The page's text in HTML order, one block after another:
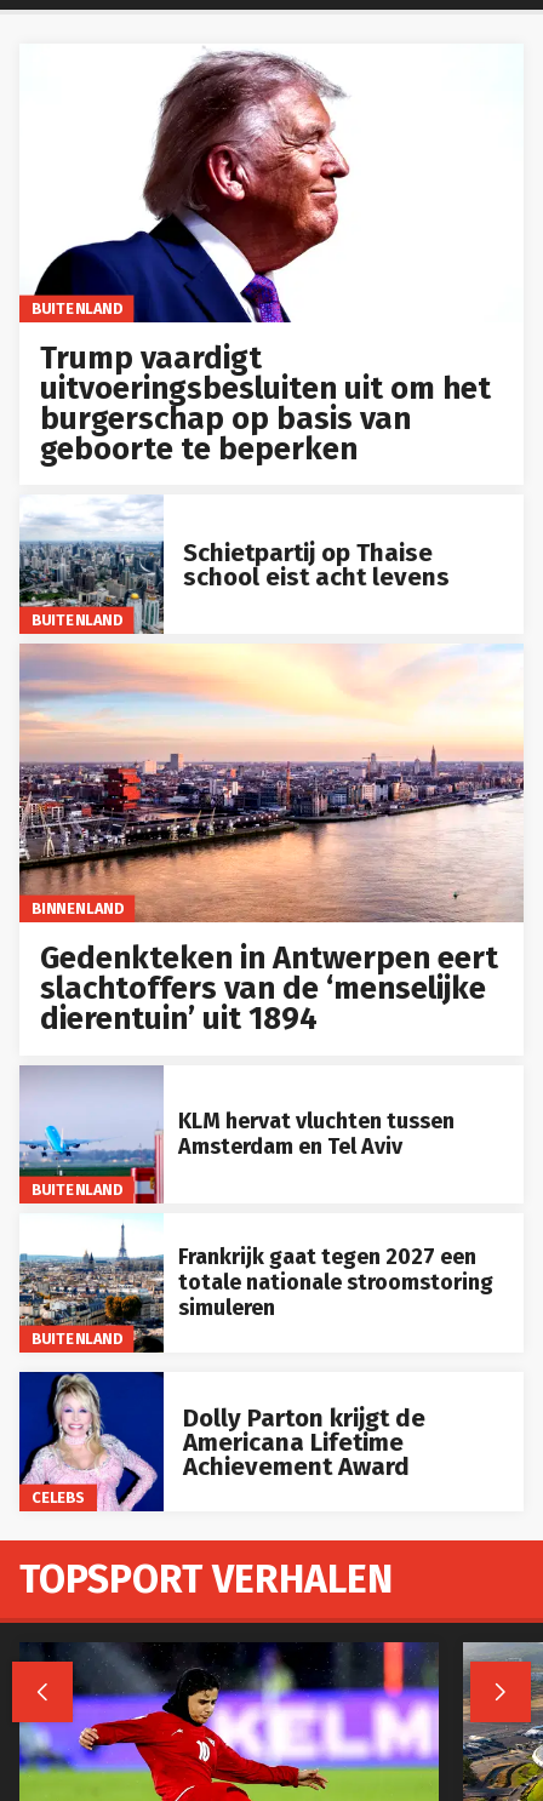
BUITENLAND
Trump vaardigt
uitvoeringsbesluiten uit om het
burgerschap op basis van
geboorte te beperken
BUITENLAND
Schietpartij op Thaise
school eist acht levens
BINNENLAND
Gedenkteken in Antwerpen eert
slachtoffers van de ‘menselijke
dierentuin’ uit 1894
BUITENLAND
KLM hervat vluchten tussen
Amsterdam en Tel Aviv
BUITENLAND
Frankrijk gaat tegen 2027 een
totale nationale stroomstoring
simuleren
CELEBS
Dolly Parton krijgt de
Americana Lifetime
Achievement Award
TOPSPORT VERHALEN
 